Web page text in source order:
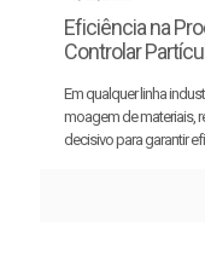
Eficiência na
Controlar
Em qualquer linha
moagem de materiais,
decisivo para garantir